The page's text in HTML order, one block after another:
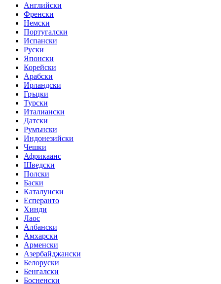
Английски
Френски
Немски
Португалски
Испански
Руски
Японски
Корейски
Арабски
Ирландски
Гръцки
Турски
Италиански
Датски
Румънски
Индонезийски
Чешки
Африкаанс
Шведски
Полски
Баски
Каталунски
Есперанто
Хинди
Лаос
Албански
Амхарски
Арменски
Азербайджански
Белоруски
Бенгалски
Босненски